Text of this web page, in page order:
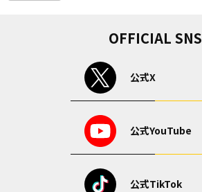
OFFICIAL SNS
公式X
公式YouTube
公式TikTok